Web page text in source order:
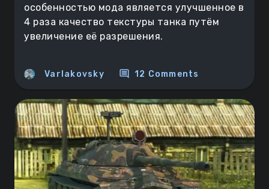
особенностью мода является улучшенное в
4 раза качество текстуры танка путём
увеличение её разрешения.
Varlakovsky comment 12 Comments